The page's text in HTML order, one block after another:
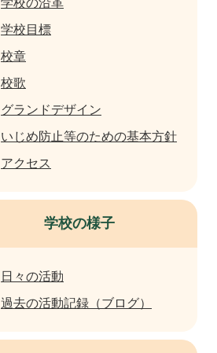
学校の沿革
学校目標
校章
校歌
グランドデザイン
いじめ防止等のための基本方針
アクセス
学校の様子
日々の活動
過去の活動記録（ブログ）